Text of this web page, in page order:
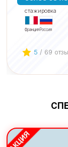
cтажировка
ФранцияРоссия
5 / 69